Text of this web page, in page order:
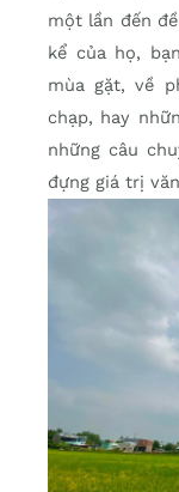
một lần đến
kể của họ,
mùa gặt, về
chạp, hay
những câu
đựng giá trị